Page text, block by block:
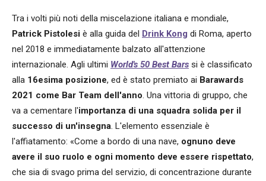
Tra i volti più noti della miscelazione italiana e mondiale,
Patrick Pistolesi è alla guida del Drink Kong di Roma, aperto
nel 2018 e immediatamente balzato all'attenzione
internazionale. Agli ultimi World's 50 Best Bars si è classificato
alla 16esima posizione, ed è stato premiato ai Barawards
2021 come Bar Team dell'anno. Una vittoria di gruppo, che
va a cementare l'importanza di una squadra solida per il
successo di un'insegna. L'elemento essenziale è
l'affiatamento: «Come a bordo di una nave, ognuno deve
avere il suo ruolo e ogni momento deve essere rispettato,
che sia di svago prima del servizio, di concentrazione durante